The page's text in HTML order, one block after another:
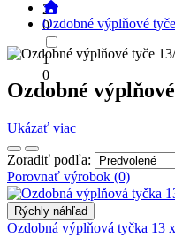
2
0
1
0
Ozdobné výplňové
Ozdobné
Ukázať viac
Zoradiť podľa:
Porovnať výrobok (0)
Rýchly náhľad
Ozdobná výplňová tyčka 13